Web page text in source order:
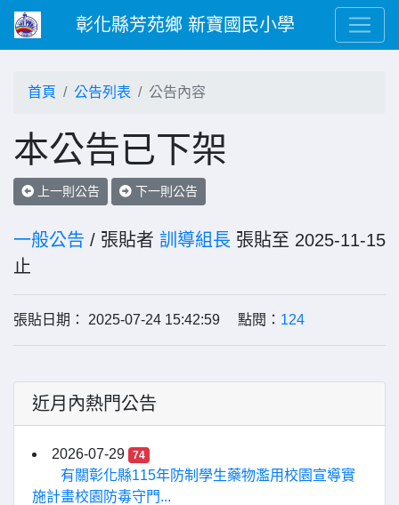
彰化縣芳苑鄉 新寶國民小學
首頁 公告列表 公告內容
本公告已下架
上一則公告 下一則公告
一般公告 / 張貼者 訓導組長 張貼至 2025-11-15
止
張貼日期： 2025-07-24 15:42:59 點閱： 124
近月內熱門公告
2026-07-29 74
有關彰化縣115年防制學生藥物濫用校園宣導實
施計畫校園防毒守門...